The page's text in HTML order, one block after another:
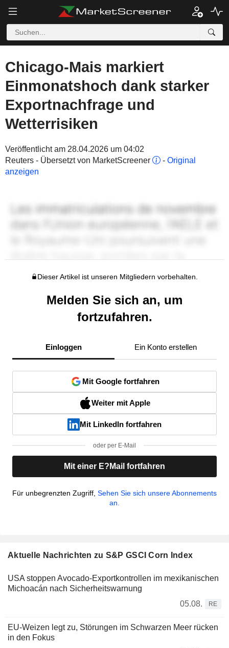
Chicago-Mais markiert
Einmonatshoch dank starker
Exportnachfrage und
Wetterrisiken
Veröffentlicht am 28.04.2026 um 04:02
Reuters - Übersetzt von MarketScreener
- Original
anzeigen
Dieser Artikel ist unseren Mitgliedern vorbehalten.
Melden Sie sich an, um
fortzufahren.
Einloggen Ein Konto erstellen
Mit Google fortfahren
Weiter mit Apple
Mit LinkedIn fortfahren
oder per E-Mail
Mit einer E?Mail fortfahren
Für unbegrenzten Zugriff, Sehen Sie sich unsere Abonnements
an.
Aktuelle Nachrichten zu S&P GSCI Corn Index
USA stoppen Avocado-Exportkontrollen im mexikanischen
Michoacán nach Sicherheitswarnung
05.08.
RE
EU-Weizen legt zu, Störungen im Schwarzen Meer rücken
in den Fokus